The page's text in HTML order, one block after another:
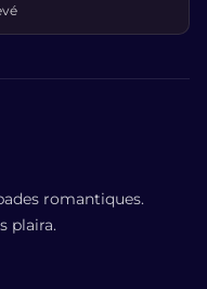
romantiques.
plaira.